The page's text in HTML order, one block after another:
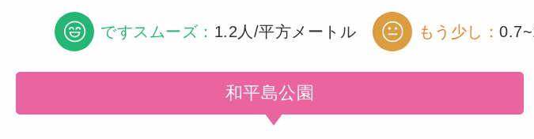
ですスムーズ： 1.2人/平方メートル もう少し：
和平島公園